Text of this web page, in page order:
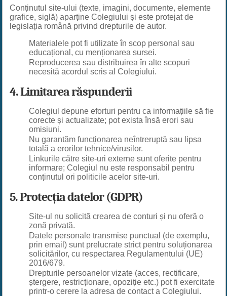
Conținutul site-ului (texte, imagini, documente, elemente
grafice, siglă) aparține Colegiului și este protejat de
legislația română privind drepturile de autor.
Materialele pot fi utilizate în scop personal sau
educațional, cu menționarea sursei.
Reproducerea sau distribuirea în alte scopuri
necesită acordul scris al Colegiului.
4. Limitarea răspunderii
Colegiul depune eforturi pentru ca informațiile să fie
corecte și actualizate; pot exista însă erori sau
omisiuni.
Nu garantăm funcționarea neîntreruptă sau lipsa
totală a erorilor tehnice/virusilor.
Linkurile către site-uri externe sunt oferite pentru
informare; Colegiul nu este responsabil pentru
conținutul ori politicile acelor site-uri.
5. Protecția datelor (GDPR)
Site-ul nu solicită crearea de conturi și nu oferă o
zonă privată.
Datele personale transmise punctual (de exemplu,
prin email) sunt prelucrate strict pentru soluționarea
solicitărilor, cu respectarea Regulamentului (UE)
2016/679.
Drepturile persoanelor vizate (acces, rectificare,
ștergere, restricționare, opoziție etc.) pot fi exercitate
printr-o cerere la adresa de contact a Colegiului.